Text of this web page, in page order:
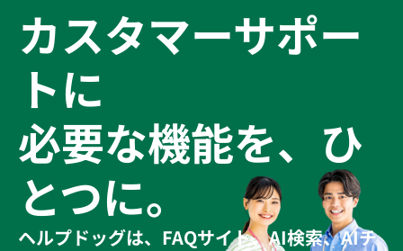
カスタマーサポー
トに
必要な機能を、ひ
とつに。
ヘルプドッグは、FAQサイト、AI検索、AIチ